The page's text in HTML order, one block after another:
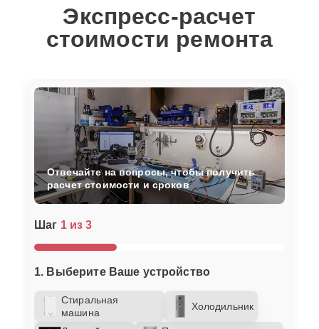
Экспресс-расчет
стоимости ремонта
Шаг 1 из 3
1. Выберите Ваше устройство
Стиральная
машина
Холодильник
Отвечайте на вопросы, чтобы получить
расчет стоимости и сроков